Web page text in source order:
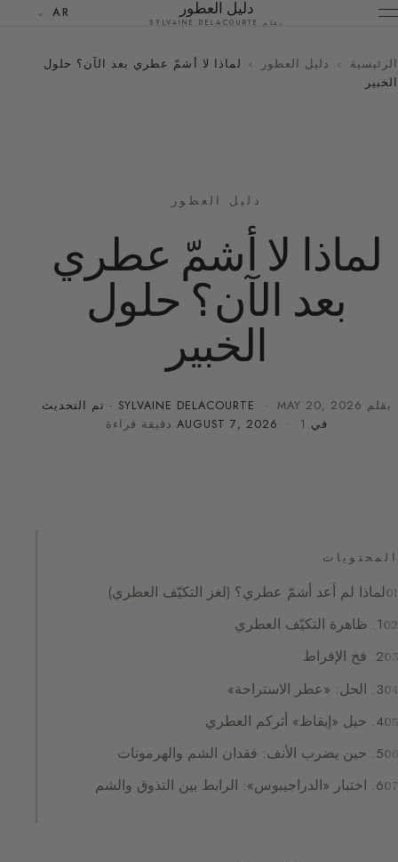
دليل العطور
بقلم SYLVAINE DELACOURTE
AR
الرئيسية › دليل العطور ›
لماذا لا أشمّ عطري بعد الآن؟ حلول
الخبير
دليل العطور
لماذا لا أشمّ عطري
بعد الآن؟ حلول
الخبير
بقلم SYLVAINE DELACOURTE ·MAY 20, 2026
· تم التحديث
في
AUGUST 7, 2026 · 1 دقيقة قراءة
المحتويات
لماذا لم أعد أشمّ عطري؟ (لغز التكيّف العطري)
1. ظاهرة التكيّف العطري
2. فخ الإفراط
3. الحل: «عطر الاستراحة»
4. حيل «إيقاظ» أثركم العطري
5. حين يضرب الأنف: فقدان الشم والهرمونات
6. اختبار «الدراجيبوس»: الرابط بين التذوق والشم